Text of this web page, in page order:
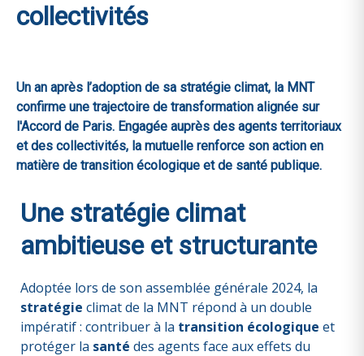
collectivités
Un an après l’adoption de sa stratégie climat, la MNT
confirme une trajectoire de transformation alignée sur
l'Accord de Paris. Engagée auprès des agents territoriaux
et des collectivités, la mutuelle renforce son action en
matière de transition écologique et de santé publique.
Une stratégie climat
ambitieuse et structurante
Adoptée lors de son assemblée générale 2024, la
stratégie climat de la MNT répond à un double
impératif : contribuer à la transition écologique et
protéger la santé des agents face aux effets du